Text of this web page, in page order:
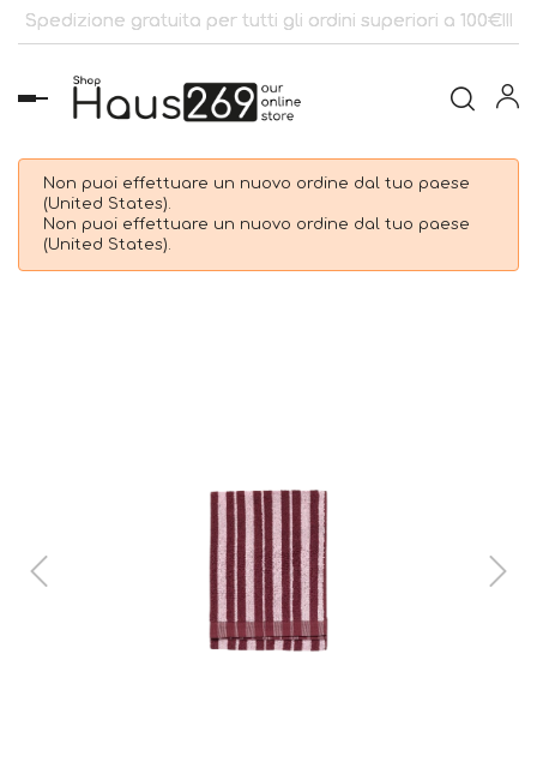
Spedizione gratuita per tutti gli ordini superiori a 100€!!!
navigazione
Non puoi effettuare un nuovo ordine dal tuo paese
(United States).
Non puoi effettuare un nuovo ordine dal tuo paese
(United States).